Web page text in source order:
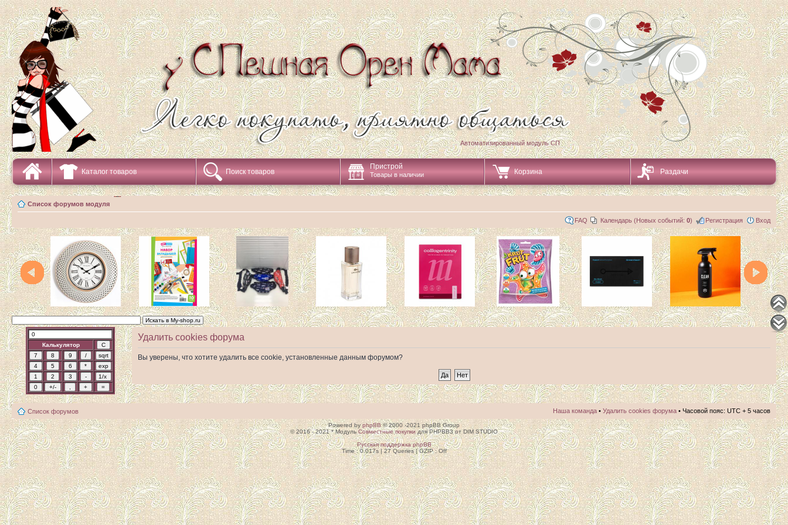
Автоматизированный модуль СП
Каталог товаров Поиск товаров
Пристрой
Товары в наличии Корзина Раздачи
Список форумов модуля
FAQ Календарь (Новых событий: 0) Регистрация Вход
Калькулятор
Удалить cookies форума
Вы уверены, что хотите удалить все cookie, установленные данным форумом?
Список форумов Наша команда • Удалить cookies форума • Часовой пояс: UTC + 5 часов
Powered byphpBB© 2000 -2021 phpBB Group
© 2016 - 2021 * МодульСовместные покупкидля PHPBB3 от DIM STUDIO
Русская поддержка phpBB
Time : 0.017s | 27 Queries | GZIP : Off